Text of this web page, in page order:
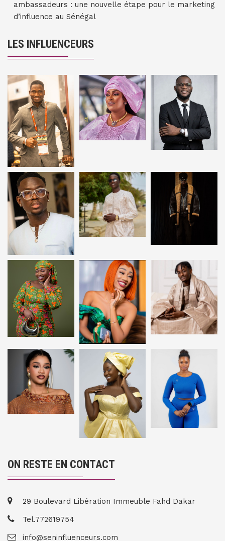
ambassadeurs : une nouvelle étape pour le marketing
d’influence au Sénégal
LES INFLUENCEURS
ON RESTE EN CONTACT
29 Boulevard Libération Immeuble Fahd Dakar
Tel.772619754
info@seninfluenceurs.com